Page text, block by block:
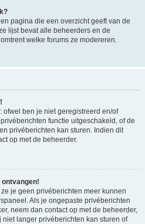
pagina die een overzicht geeft van de
lijst bevat alle beheerders en de
welke forums ze modereren.
ben je niet geregistreerd en/of
functie uitgeschakeld, of de
privéberichten kan sturen. Indien dit
op met de beheerder.
ontvangen!
je geen privéberichten meer kunnen
Als je ongepaste privéberichten
neem dan contact op met de beheerder,
langer privéberichten kan sturen of